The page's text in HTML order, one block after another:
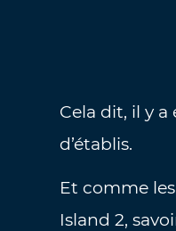
Cela dit, il y
d’établis.
Et comme
Island 2,